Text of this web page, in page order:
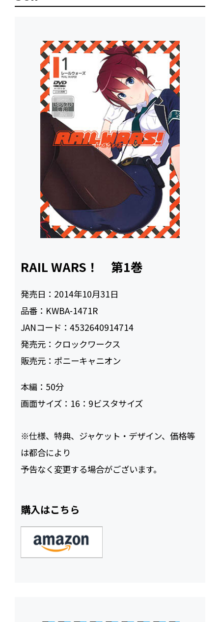
RAIL WARS！ 第1巻
発売日： 2014年10月31日
品番： KWBA-1471R
JANコード：4532640914714
発売元： クロックワークス
販売元： ポニーキャニオン
本編： 50
画面サイズ： 16：9ビスタサイズ
※仕様、特典、ジャケット・デザイン、価格等
は都合により
予告なく変更する場合がございます。
購入はこちら